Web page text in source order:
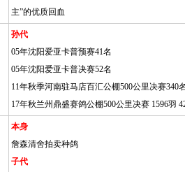
主”的优质回血
孙代
05年沈阳爱亚卡普预赛41名
05年沈阳爱亚卡普决赛52名
11年秋季河南驻马店百汇公棚500公里决赛340
17年秋兰州鼎盛赛鸽公棚500公里决赛 1596羽
本身
詹森清舍拍卖种鸽
子代